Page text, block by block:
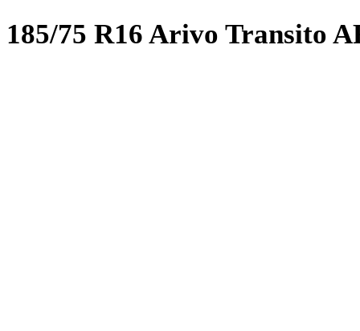
185/75 R16 Arivo Transito